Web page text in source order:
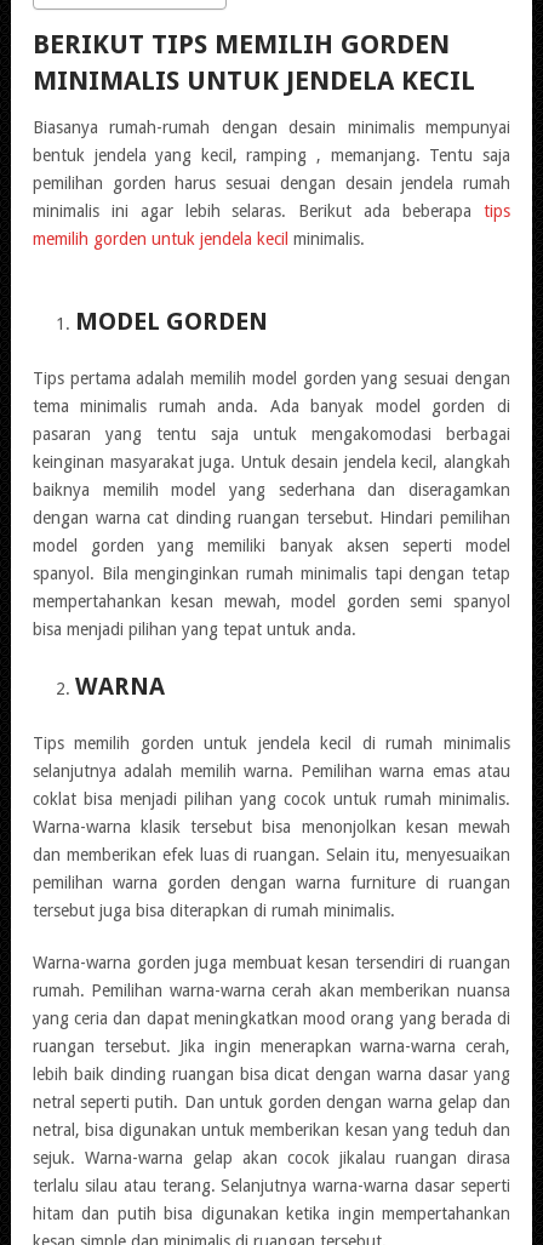
BERIKUT TIPS MEMILIH GORDEN
MINIMALIS UNTUK JENDELA KECIL
Biasanya rumah-rumah dengan desain minimalis mempunyai
bentuk jendela yang kecil, ramping , memanjang. Tentu saja
pemilihan gorden harus sesuai dengan desain jendela rumah
minimalis ini agar lebih selaras. Berikut ada beberapa tips
memilih gorden untuk jendela kecil minimalis.
MODEL GORDEN
Tips pertama adalah memilih model gorden yang sesuai dengan
tema minimalis rumah anda. Ada banyak model gorden di
pasaran yang tentu saja untuk mengakomodasi berbagai
keinginan masyarakat juga. Untuk desain jendela kecil, alangkah
baiknya memilih model yang sederhana dan diseragamkan
dengan warna cat dinding ruangan tersebut. Hindari pemilihan
model gorden yang memiliki banyak aksen seperti model
spanyol. Bila menginginkan rumah minimalis tapi dengan tetap
mempertahankan kesan mewah, model gorden semi spanyol
bisa menjadi pilihan yang tepat untuk anda.
WARNA
Tips memilih gorden untuk jendela kecil di rumah minimalis
selanjutnya adalah memilih warna. Pemilihan warna emas atau
coklat bisa menjadi pilihan yang cocok untuk rumah minimalis.
Warna-warna klasik tersebut bisa menonjolkan kesan mewah
dan memberikan efek luas di ruangan. Selain itu, menyesuaikan
pemilihan warna gorden dengan warna furniture di ruangan
tersebut juga bisa diterapkan di rumah minimalis.
Warna-warna gorden juga membuat kesan tersendiri di ruangan
rumah. Pemilihan warna-warna cerah akan memberikan nuansa
yang ceria dan dapat meningkatkan mood orang yang berada di
ruangan tersebut. Jika ingin menerapkan warna-warna cerah,
lebih baik dinding ruangan bisa dicat dengan warna dasar yang
netral seperti putih. Dan untuk gorden dengan warna gelap dan
netral, bisa digunakan untuk memberikan kesan yang teduh dan
sejuk. Warna-warna gelap akan cocok jikalau ruangan dirasa
terlalu silau atau terang. Selanjutnya warna-warna dasar seperti
hitam dan putih bisa digunakan ketika ingin mempertahankan